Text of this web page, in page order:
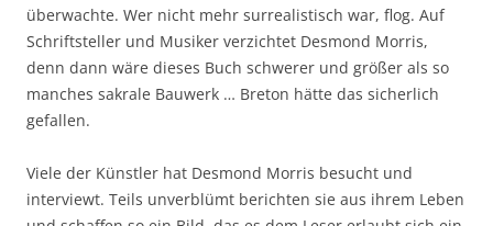
überwachte. Wer nicht mehr surrealistisch war, flog. Auf
Schriftsteller und Musiker verzichtet Desmond Morris,
denn dann wäre dieses Buch schwerer und größer als so
manches sakrale Bauwerk … Breton hätte das sicherlich
gefallen.
Viele der Künstler hat Desmond Morris besucht und
interviewt. Teils unverblümt berichten sie aus ihrem Leben